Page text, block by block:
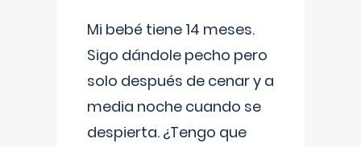
Mi bebé tiene 14 meses.
Sigo dándole pecho pero
solo después de cenar y a
media noche cuando se
despierta. ¿Tengo que